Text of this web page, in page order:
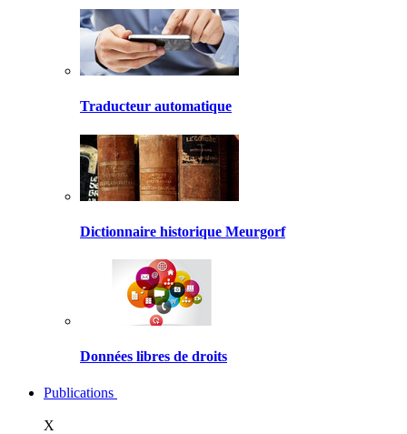
Traducteur automatique
Dictionnaire historique Meurgorf
Données libres de droits
Publications
X